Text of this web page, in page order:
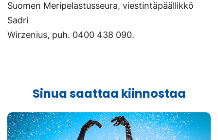
Suomen Meripelastusseura, viestintäpäällikkö
Sadri
Wirzenius, puh. 0400 438 090.
Sinua saattaa kiinnostaa